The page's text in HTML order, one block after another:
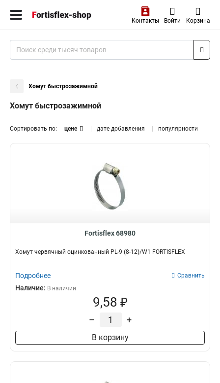
Контакты Войти Корзина
Хомут быстрозажимной
Хомут быстрозажимной
Сортировать по: цене дате добавления популярности
Fortisflex 68980
Хомут червячный оцинкованный PL-9 (8-12)/W1 FORTISFLEX
Подробнее Сравнить
Наличие: В наличии
9,58 ₽
– +
В корзину